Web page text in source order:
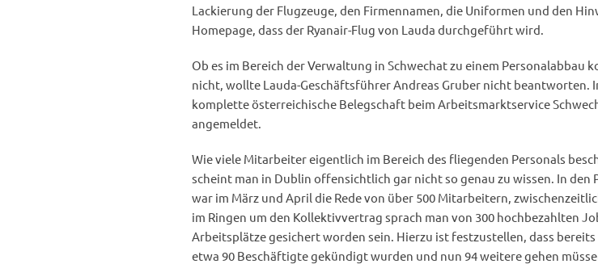
Lackierung der Flugzeuge, den Firmennamen, die Uniformen und den
Homepage, dass der Ryanair-Flug von Lauda durchgeführt wird.
Ob es im Bereich der Verwaltung in Schwechat zu einem Personalabbau
nicht, wollte Lauda-Geschäftsführer Andreas Gruber nicht beantworten.
komplette österreichische Belegschaft beim Arbeitsmarktservice
angemeldet.
Wie viele Mitarbeiter eigentlich im Bereich des fliegenden Personals
scheint man in Dublin offensichtlich gar nicht so genau zu wissen. In den
war im März und April die Rede von über 500 Mitarbeitern,
im Ringen um den Kollektivvertrag sprach man von 300 hochbezahlten
Arbeitsplätze gesichert worden sein. Hierzu ist festzustellen, dass
etwa 90 Beschäftigte gekündigt wurden und nun 94 weitere gehen